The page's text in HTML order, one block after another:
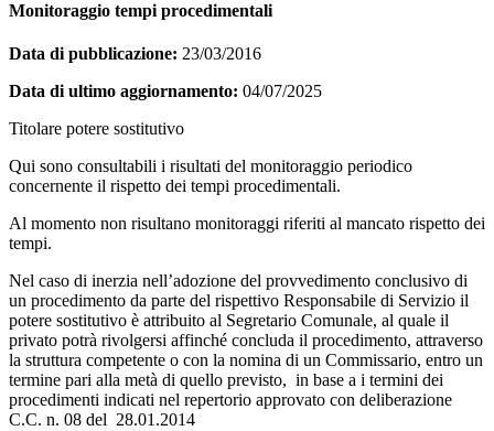
Monitoraggio tempi procedimentali
Data di pubblicazione: 23/03/2016
Data di ultimo aggiornamento: 04/07/2025
Titolare potere sostitutivo
Qui sono consultabili i risultati del monitoraggio periodico
concernente il rispetto dei tempi procedimentali.
Al momento non risultano monitoraggi riferiti al mancato rispetto dei
tempi.
Nel caso di inerzia nell’adozione del provvedimento conclusivo di
un procedimento da parte del rispettivo Responsabile di Servizio il
potere sostitutivo è attribuito al Segretario Comunale, al quale il
privato potrà rivolgersi affinché concluda il procedimento, attraverso
la struttura competente o con la nomina di un Commissario, entro un
termine pari alla metà di quello previsto, in base a i termini dei
procedimenti indicati nel repertorio approvato con deliberazione
C.C. n. 08 del 28.01.2014